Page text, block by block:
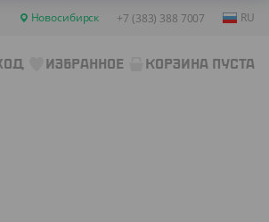
Новосибирск +7 (383) 388 7007 RU
ИЗБРАННОЕ КОРЗИНА ПУСТА